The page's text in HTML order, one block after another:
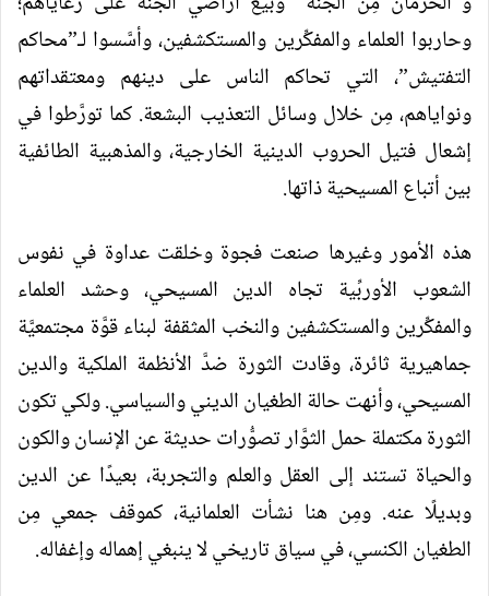
وحاربوا العلماء والمفكِّرين والمستكشفين، وأسَّسوا لـ”محاكم
التفتيش”، التي تحاكم الناس على دينهم ومعتقداتهم
ونواياهم، مِن خلال وسائل التعذيب البشعة. كما تورَّطوا في
إشعال فتيل الحروب الدينية الخارجية، والمذهبية الطائفية
بين أتباع المسيحية ذاتها.
هذه الأمور وغيرها صنعت فجوة وخلقت عداوة في نفوس
الشعوب الأوربِّية تجاه الدين المسيحي، وحشد العلماء
والمفكِّرين والمستكشفين والنخب المثقفة لبناء قوَّة مجتمعيَّة
جماهيرية ثائرة، وقادت الثورة ضدَّ الأنظمة الملكية والدين
المسيحي، وأنهت حالة الطغيان الديني والسياسي. ولكي تكون
الثورة مكتملة حمل الثوَّار تصوُّرات حديثة عن الإنسان والكون
والحياة تستند إلى العقل والعلم والتجربة، بعيدًا عن الدين
وبديلًا عنه. ومِن هنا نشأت العلمانية، كموقف جمعي مِن
الطغيان الكنسي، في سياق تاريخي لا ينبغي إهماله وإغفاله.